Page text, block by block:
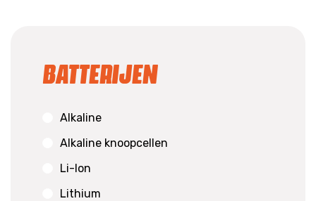
Batterijen
Alkaline
Alkaline knoopcellen
Li-Ion
Lithium